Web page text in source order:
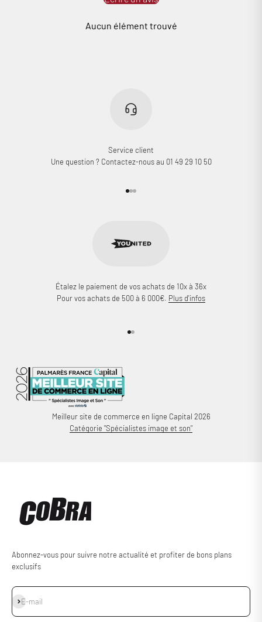
Aucun élément trouvé
Service client
Une question ? Contactez-nous au 01 49 29 10 50
Aller à l'élément 1
Aller à l'élément 2
Aller à l'élément 3
Étalez le paiement de vos achats de 10x à 36x
Pour vos achats de 500 à 6 000€. Plus d'infos
Aller à l'élément 1
Aller à l'élément 2
Meilleur site de commerce en ligne Capital 2026
Catégorie "Spécialistes image et son"
Abonnez-vous pour suivre notre actualité et profiter de bons plans
exclusifs
E-mail
S'inscrire